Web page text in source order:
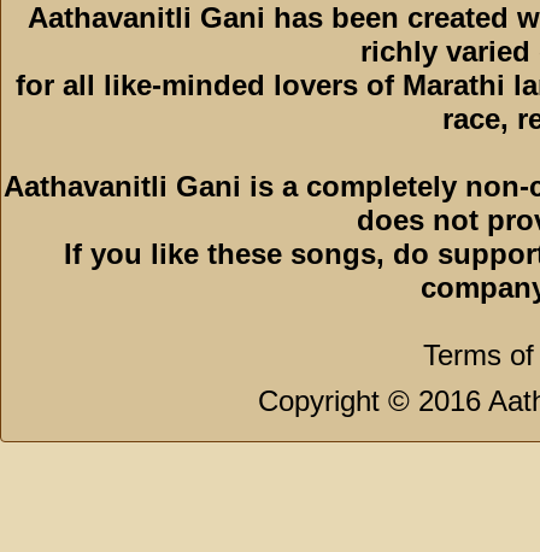
Aathavanitli Gani has been created
richly varied
for all like-minded lovers of Marathi
race,
Aathavanitli Gani is a completely
does not
If you like these songs, do
Terms
Copyright © 2016